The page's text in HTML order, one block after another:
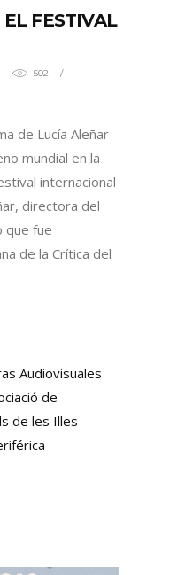
FESTIVAL
502
de Lucía Aleñar
mundial en la
internacional
directora del
que fue
de la Crítica del
Audiovisuales
de
de les Illes